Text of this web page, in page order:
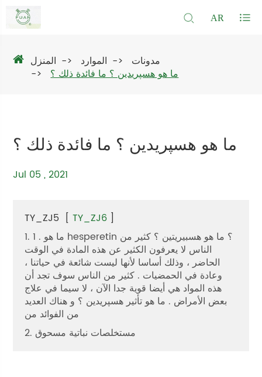
AR
المنزل الموارد
مدونات
ما هو هسپريدين ؟ ما فائدة ذلك ؟
ما هو هسپريدين ؟ ما فائدة ذلك ؟
Jul 05 , 2021
TY_ZJ5 [ TY_ZJ6 ]
1. 1 . ما هو hesperetin ؟ ما هو هسبيريتين ؟ كثير من
الناس لا يعرفون الكثير عن هذه المادة في الوقت
الحاضر ، وذلك أساسا لأنها ليست شائعة في حياتنا ،
وعادة في الحمضيات . كثير من الناس سوف تجد أن
هذه المواد هي أيضا قوية جدا الآن ، لا سيما في علاج
بعض الأمراض . ما هو تأثير هسپريدين ؟ و هناك العديد
من الفوائد من
2. مستخلصات نباتية مسحوق